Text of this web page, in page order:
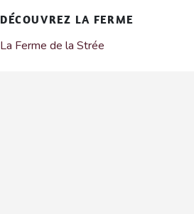
DÉCOUVREZ LA FERME
La Ferme de la Strée